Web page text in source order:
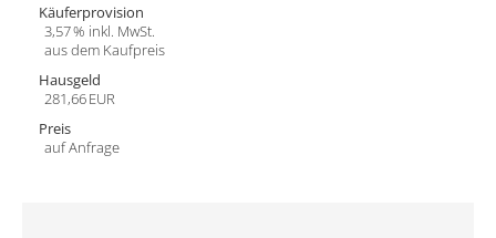
Käufer­provision
3,57 % inkl. MwSt.
aus dem Kaufpreis
Hausgeld
281,66 EUR
Preis
auf Anfrage